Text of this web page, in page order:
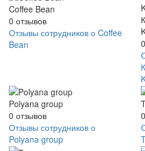
Coffee Bean
0 отзывов
Отзывы сотрудников о Coffee
Bean
0
Polyana group
0 отзывов
Отзывы сотрудников о
Polyana group
0